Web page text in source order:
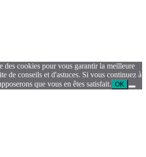
des cookies pour vous garantir la meilleure
de conseils et d'astuces. Si vous continuez à
que vous en êtes satisfait. OK